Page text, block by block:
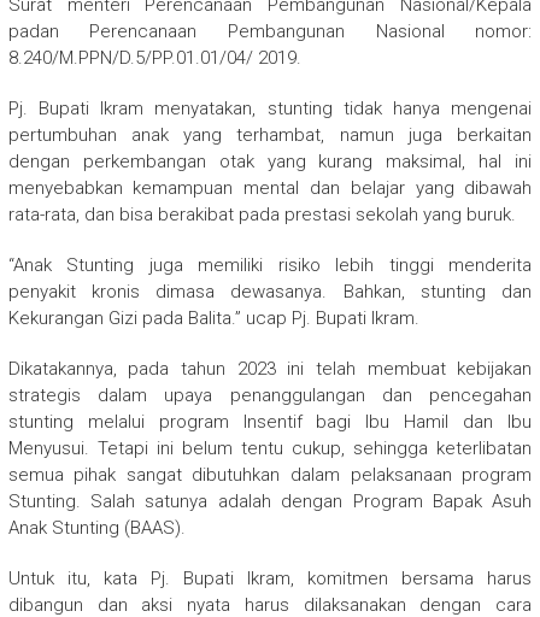
Surat menteri Perencanaan Pembangunan Nasional/Kepala
padan Perencanaan Pembangunan Nasional nomor:
8.240/M.PPN/D.5/PP.01.01/04/ 2019.
Pj. Bupati Ikram menyatakan, stunting tidak hanya mengenai
pertumbuhan anak yang terhambat, namun juga berkaitan
dengan perkembangan otak yang kurang maksimal, hal ini
menyebabkan kemampuan mental dan belajar yang dibawah
rata-rata, dan bisa berakibat pada prestasi sekolah yang buruk.
“Anak Stunting juga memiliki risiko lebih tinggi menderita
penyakit kronis dimasa dewasanya. Bahkan, stunting dan
Kekurangan Gizi pada Balita.” ucap Pj. Bupati Ikram.
Dikatakannya, pada tahun 2023 ini telah membuat kebijakan
strategis dalam upaya penanggulangan dan pencegahan
stunting melalui program Insentif bagi Ibu Hamil dan Ibu
Menyusui. Tetapi ini belum tentu cukup, sehingga keterlibatan
semua pihak sangat dibutuhkan dalam pelaksanaan program
Stunting. Salah satunya adalah dengan Program Bapak Asuh
Anak Stunting (BAAS).
Untuk itu, kata Pj. Bupati Ikram, komitmen bersama harus
dibangun dan aksi nyata harus dilaksanakan dengan cara